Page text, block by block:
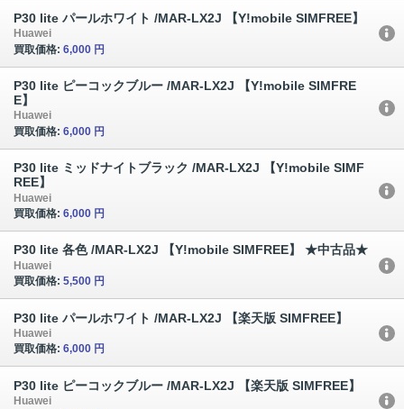
P30 lite パールホワイト /MAR-LX2J 【Y!mobile SIMFREE】
Huawei
買取価格: 6,000 円
P30 lite ピーコックブルー /MAR-LX2J 【Y!mobile SIMFRE
E】
Huawei
買取価格: 6,000 円
P30 lite ミッドナイトブラック /MAR-LX2J 【Y!mobile SIMF
REE】
Huawei
買取価格: 6,000 円
P30 lite 各色 /MAR-LX2J 【Y!mobile SIMFREE】 ★中古品★
Huawei
買取価格: 5,500 円
P30 lite パールホワイト /MAR-LX2J 【楽天版 SIMFREE】
Huawei
買取価格: 6,000 円
P30 lite ピーコックブルー /MAR-LX2J 【楽天版 SIMFREE】
Huawei